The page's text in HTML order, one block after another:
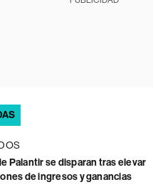
Palantir se disparan tras elevar
de ingresos y ganancias